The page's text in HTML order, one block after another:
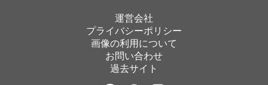
運営会社
プライバシーポリシー
画像の利用について
お問い合わせ
過去サイト